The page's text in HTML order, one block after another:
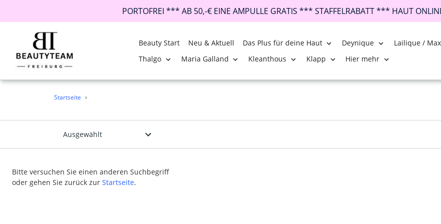
PORTOFREI *** AB 50,-€ EINE AMPULLE GRATIS *** STAFFELRABATT *** HAUT
Beauty Start Neu & Aktuell Das Plus für deine Haut Deynique
Lailique /
Thalgo
Maria Galland Kleanthous Klapp Hier mehr
Startseite ›
Bitte versuchen Sie einen anderen Suchbegriff
oder gehen Sie zurück zur Startseite.